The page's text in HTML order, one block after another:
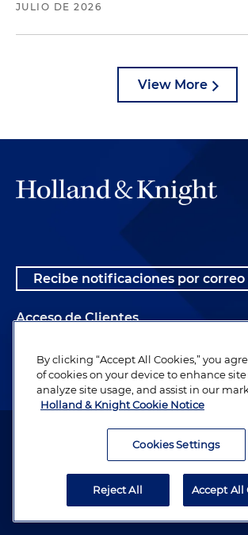
JULIO DE 2026
View More
Recibe notificaciones por
Acceso de Clientes
Alumnos
Abogado publicitario. © 1996– 2026 Holland &
Política de Privacidad
By clicking “Accept All Cookies,” you
of cookies on your device to enhance
analyze site usage, and assist in our
Holland & Knight Cookie Notice
Cookies Settings
Reject All Accept All